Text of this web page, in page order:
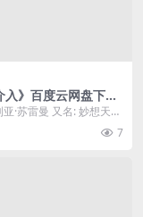
入》百度云网盘下载.
.阿拉伯语中字.(200
·苏雷曼 又名: 妙想天开
介入 / Divine...
7